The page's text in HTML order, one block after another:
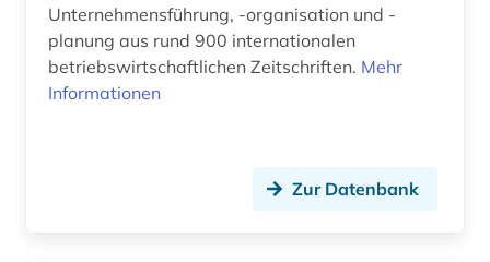
Unternehmensführung, -organisation und -
planung aus rund 900 internationalen
betriebswirtschaftlichen Zeitschriften. Mehr
Informationen
Zur Datenbank